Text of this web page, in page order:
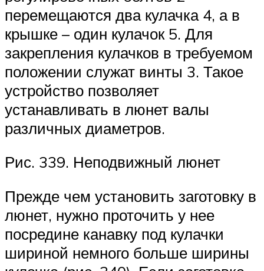
перемещаются два кулачка 4, а в
крышке – один кулачок 5. Для
закрепления кулачков в требуемом
положении служат винты 3. Такое
устройство позволяет
устанавливать в люнет валы
различных диаметров.
Рис. 339. Неподвижный люнет
Прежде чем установить заготовку в
люнет, нужно проточить у нее
посредине канавку под кулачки
шириной немного больше ширины